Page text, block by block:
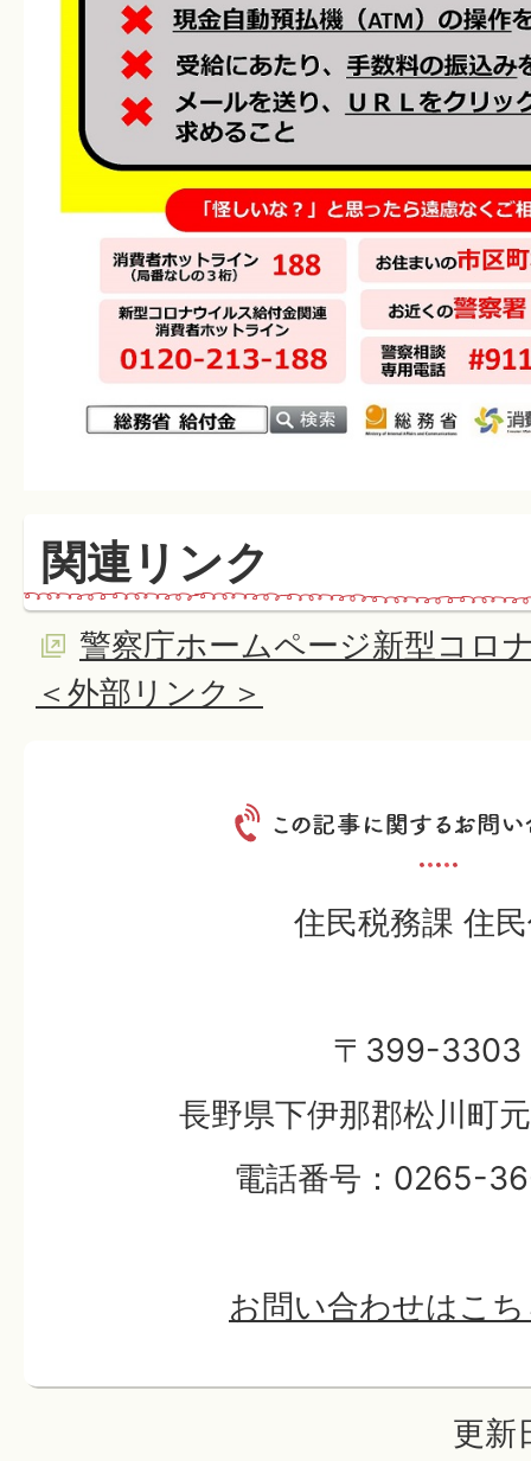
関連リンク
警察庁ホームページ新型コロ
＜外部リンク＞
住民税務課 住
〒399-3303
長野県下伊那郡松川町
電話番号：0265-
お問い合わせはこ
更新